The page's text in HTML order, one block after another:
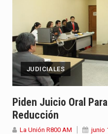
JUDICIALES
Piden Juicio Oral
Reducción
La Unión R800 AM junio